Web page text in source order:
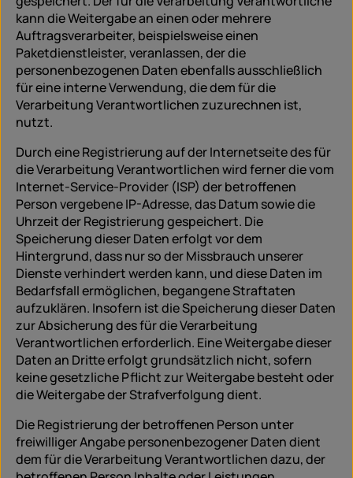
kann die Weitergabe an einen oder mehrere
Auftragsverarbeiter, beispielsweise einen
Paketdienstleister, veranlassen, der die
personenbezogenen Daten ebenfalls ausschließlich
für eine interne Verwendung, die dem für die
Verarbeitung Verantwortlichen zuzurechnen ist,
nutzt.
Durch eine Registrierung auf der Internetseite des für
die Verarbeitung Verantwortlichen wird ferner die vom
Internet-Service-Provider (ISP) der betroffenen
Person vergebene IP-Adresse, das Datum sowie die
Uhrzeit der Registrierung gespeichert. Die
Speicherung dieser Daten erfolgt vor dem
Hintergrund, dass nur so der Missbrauch unserer
Dienste verhindert werden kann, und diese Daten im
Bedarfsfall ermöglichen, begangene Straftaten
aufzuklären. Insofern ist die Speicherung dieser Daten
zur Absicherung des für die Verarbeitung
Verantwortlichen erforderlich. Eine Weitergabe dieser
Daten an Dritte erfolgt grundsätzlich nicht, sofern
keine gesetzliche Pflicht zur Weitergabe besteht oder
die Weitergabe der Strafverfolgung dient.
Die Registrierung der betroffenen Person unter
freiwilliger Angabe personenbezogener Daten dient
dem für die Verarbeitung Verantwortlichen dazu, der